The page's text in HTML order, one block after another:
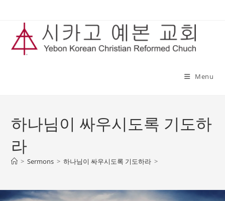
content
Menu
하나님이 싸우시도록 기도하
라
> Sermons > 하나님이 싸우시도록 기도하라 >